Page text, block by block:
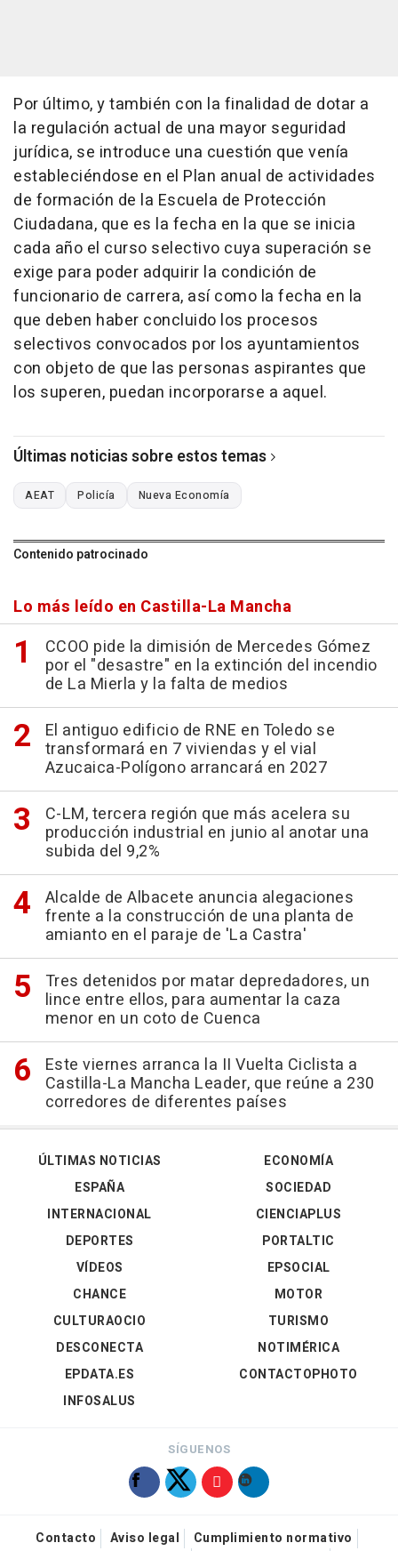
Por último, y también con la finalidad de dotar a
la regulación actual de una mayor seguridad
jurídica, se introduce una cuestión que venía
estableciéndose en el Plan anual de actividades
de formación de la Escuela de Protección
Ciudadana, que es la fecha en la que se inicia
cada año el curso selectivo cuya superación se
exige para poder adquirir la condición de
funcionario de carrera, así como la fecha en la
que deben haber concluido los procesos
selectivos convocados por los ayuntamientos
con objeto de que las personas aspirantes que
los superen, puedan incorporarse a aquel.
Últimas noticias sobre estos temas
AEAT Policía Nueva Economía
Contenido patrocinado
Lo más leído en Castilla-La Mancha
CCOO pide la dimisión de Mercedes Gómez
por el "desastre" en la extinción del incendio
de La Mierla y la falta de medios
El antiguo edificio de RNE en Toledo se
transformará en 7 viviendas y el vial
Azucaica-Polígono arrancará en 2027
C-LM, tercera región que más acelera su
producción industrial en junio al anotar una
subida del 9,2%
Alcalde de Albacete anuncia alegaciones
frente a la construcción de una planta de
amianto en el paraje de 'La Castra'
Tres detenidos por matar depredadores, un
lince entre ellos, para aumentar la caza
menor en un coto de Cuenca
Este viernes arranca la II Vuelta Ciclista a
Castilla-La Mancha Leader, que reúne a 230
corredores de diferentes países
ÚLTIMAS NOTICIAS
ESPAÑA
INTERNACIONAL
DEPORTES
VÍDEOS
ECONOMÍA
SOCIEDAD
CIENCIAPLUS
PORTALTIC
EPSOCIAL
CHANCE
CULTURAOCIO
DESCONECTA
EPDATA.ES
INFOSALUS
MOTOR
TURISMO
NOTIMÉRICA
CONTACTOPHOTO
SÍGUENOS
Contacto Aviso legal
Cumplimiento normativo